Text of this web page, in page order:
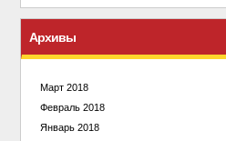
Архивы
Март 2018
Февраль 2018
Январь 2018